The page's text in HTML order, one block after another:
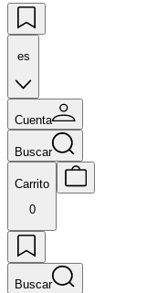
es
Cuenta
Buscar
Carrito
0
Buscar